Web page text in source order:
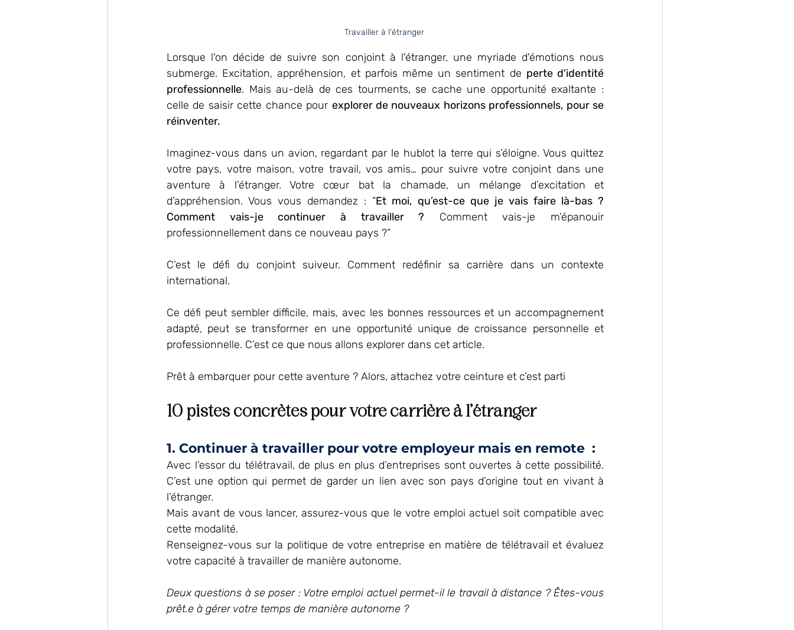
Travailler à l'étranger
Lorsque l'on décide de suivre son conjoint à l'étranger, une myriade d'émotions nous
submerge. Excitation, appréhension, et parfois même un sentiment de perte d'identité
professionnelle. Mais au-delà de ces tourments, se cache une opportunité exaltante :
celle de saisir cette chance pour explorer de nouveaux horizons professionnels, pour se
réinventer.
Imaginez-vous dans un avion, regardant par le hublot la terre qui s’éloigne. Vous quittez
votre pays, votre maison, votre travail, vos amis… pour suivre votre conjoint dans une
aventure à l’étranger. Votre cœur bat la chamade, un mélange d’excitation et
d’appréhension. Vous vous demandez : “Et moi, qu’est-ce que je vais faire là-bas ?
Comment vais-je continuer à travailler ? Comment vais-je m’épanouir
professionnellement dans ce nouveau pays ?”
C’est le défi du conjoint suiveur. Comment redéfinir sa carrière dans un contexte
international.
Ce défi peut sembler difficile, mais, avec les bonnes ressources et un accompagnement
adapté, peut se transformer en une opportunité unique de croissance personnelle et
professionnelle. C’est ce que nous allons explorer dans cet article.
Prêt à embarquer pour cette aventure ? Alors, attachez votre ceinture et c’est parti
10 pistes concrètes pour votre carrière à l’étranger
1. Continuer à travailler pour votre employeur mais en remote  :
Avec l’essor du télétravail, de plus en plus d’entreprises sont ouvertes à cette possibilité.
C’est une option qui permet de garder un lien avec son pays d’origine tout en vivant à
l’étranger.
Mais avant de vous lancer, assurez-vous que le votre emploi actuel soit compatible avec
cette modalité.
Renseignez-vous sur la politique de votre entreprise en matière de télétravail et évaluez
votre capacité à travailler de manière autonome.
Deux questions à se poser : Votre emploi actuel permet-il le travail à distance ? Êtes-vous
prêt.e à gérer votre temps de manière autonome ?